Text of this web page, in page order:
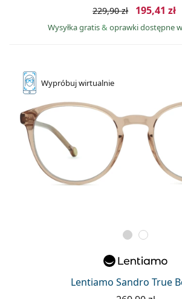
229,90 zł 195,41 zł
Wysyłka gratis& oprawki dostępne
Wypróbujwirtualnie
Lentiamo Sandro True